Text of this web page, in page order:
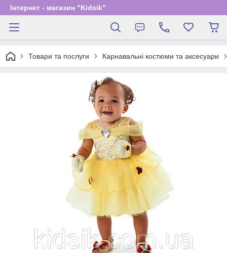
Інтернет - магазин "Kidsik"
Товари та послуги Карнавальні костюми та аксесуари